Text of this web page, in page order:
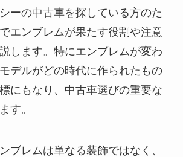
ーの中古車を探している方のた
エンブレムが果たす役割や注意
します。特にエンブレムが変わ
デルがどの時代に作られたもの
にもなり、中古車選びの重要な
す。
ブレムは単なる装飾ではなく、